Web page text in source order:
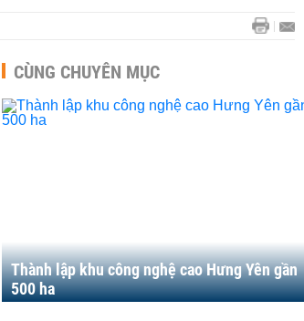
CÙNG CHUYÊN MỤC
Thành lập khu công nghệ cao Hưng Yên gần
500 ha